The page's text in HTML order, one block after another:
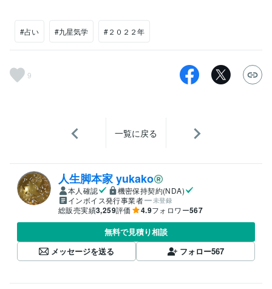
#占い #九星気学 #２０２２年
9
一覧に戻る
人生脚本家 yukako
本人確認
機密保持契約(NDA)
インボイス発行事業者
未登録
総販売実績3,259評価 4.9フォロワー567
無料で見積り相談
メッセージを送る
フォロー567